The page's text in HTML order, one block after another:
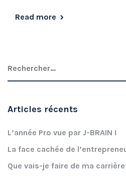
Read more
Articles récents
L’année Pro vue par J-BRAIN !
La face cachée de
Que vais-je faire de ma